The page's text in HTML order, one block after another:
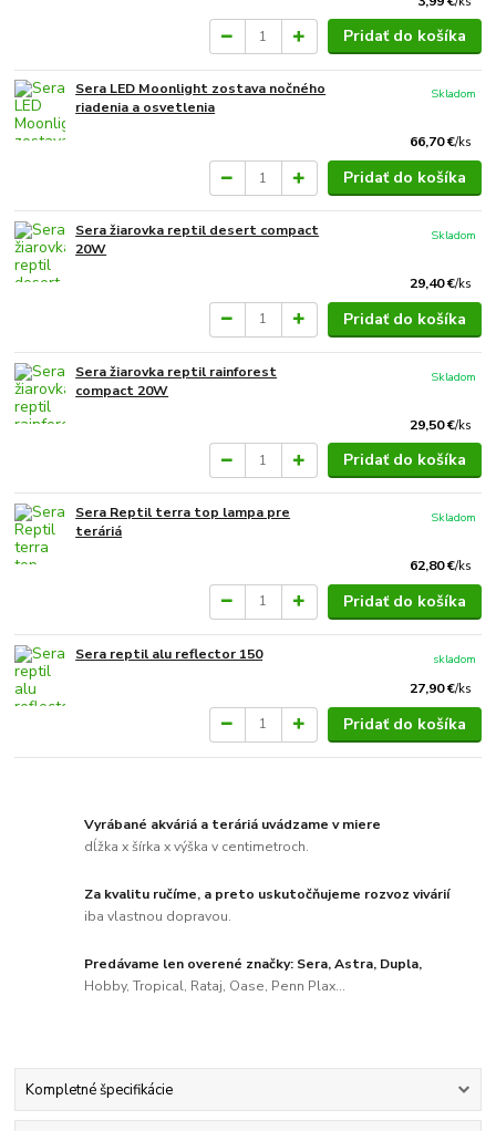
Pridať do košíka
Sera LED Moonlight zostava nočného
riadenia a osvetlenia
66,70 €/ks
Skladom
Pridať do košíka
Sera žiarovka reptil desert compact
20W
29,40 €/ks
Skladom
Pridať do košíka
Sera žiarovka reptil rainforest
compact 20W
29,50 €/ks
Skladom
Pridať do košíka
Sera Reptil terra top lampa pre
teráriá
62,80 €/ks
Skladom
Pridať do košíka
Sera reptil alu reflector 150
27,90 €/ks
skladom
Pridať do košíka
Vyrábané akváriá a teráriá uvádzame v miere
dĺžka x šírka x výška v centimetroch.
Za kvalitu ručíme, a preto uskutočňujeme rozvoz vivárií
iba vlastnou dopravou.
Predávame len overené značky: Sera, Astra, Dupla,
Hobby, Tropical, Rataj, Oase, Penn Plax...
Kompletné špecifikácie